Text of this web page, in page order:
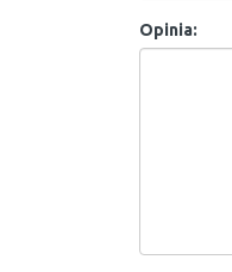
Opinia: